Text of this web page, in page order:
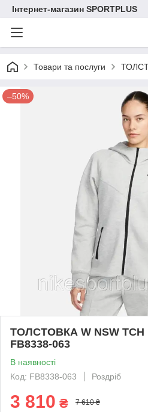
Інтернет-магазин SPORTPLUS
Товари та послуги
–50%
ТОЛСТОВКА W NSW TCH
FB8338-063
В наявності
Код: FB8338-063
Роздріб
3 810 ₴ 7 610 ₴